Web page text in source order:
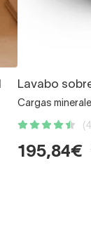
Lavabo
Cargas
195,84€